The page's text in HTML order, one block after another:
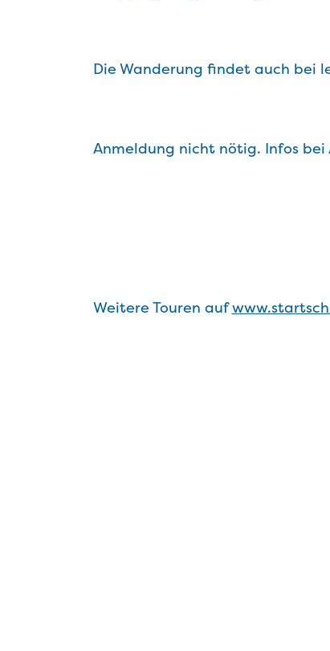
Die Wanderung findet auch bei
Anmeldung nicht nötig. Infos bei
Weitere Touren auf